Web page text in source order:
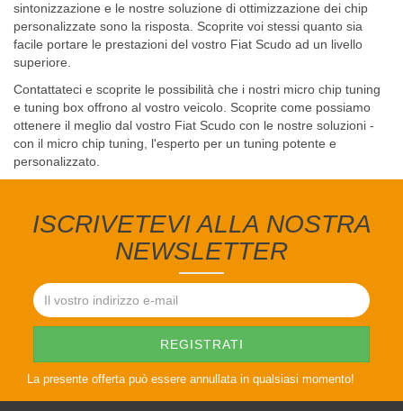
sintonizzazione e le nostre soluzione di ottimizzazione dei chip
personalizzate sono la risposta. Scoprite voi stessi quanto sia
facile portare le prestazioni del vostro Fiat Scudo ad un livello
superiore.
Contattateci e scoprite le possibilità che i nostri micro chip tuning
e tuning box offrono al vostro veicolo. Scoprite come possiamo
ottenere il meglio dal vostro Fiat Scudo con le nostre soluzioni -
con il micro chip tuning, l'esperto per un tuning potente e
personalizzato.
ISCRIVETEVI ALLA NOSTRA
NEWSLETTER
La presente offerta può essere annullata in qualsiasi momento!